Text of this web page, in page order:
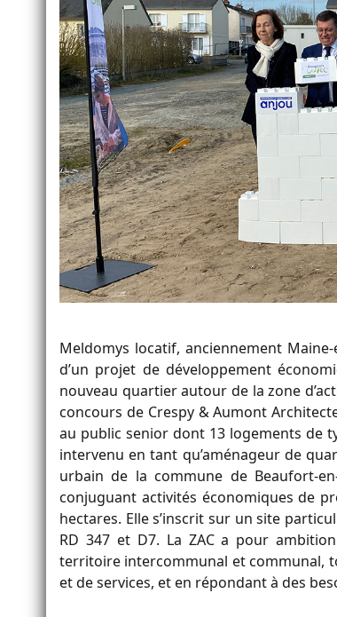
Meldomys locatif, anciennement
d’un projet de développement
nouveau quartier autour de la zone
concours de Crespy & Aumont
au public senior dont 13 logements de
intervenu en tant qu’aménageur de
urbain de la commune de Beaufort-
conjuguant activités économiques de
hectares. Elle s’inscrit sur un site
RD 347 et D7. La ZAC a pour
territoire intercommunal et communal,
et de services, et en répondant à des